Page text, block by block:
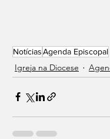
NotíciasAgenda Episcopal
Igreja na Diocese